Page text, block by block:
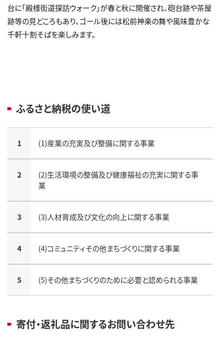
台に「殿様街道探訪ウォーク」が春と秋に開催され、砲台跡や茶屋
跡等の見どころもあり、ゴール後には松前神楽の舞や風味豊かな
千軒十割そばを楽しみます。
ふるさと納税の使い道
1 (1)産業の充実及び整備に関する事業
2
(2)生活環境の整備及び健康福祉の充実に関する事
業
3 (3)人材育成及び文化の向上に関する事業
4 (4)コミュニティその他まちづくりに関する事業
5 (5)その他まちづくりのために必要と認められる事業
寄付・返礼品に関するお問い合わせ先